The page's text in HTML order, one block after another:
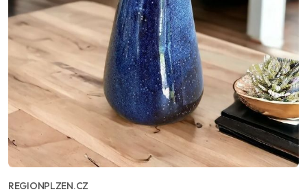
REGIONPLZEN.CZ